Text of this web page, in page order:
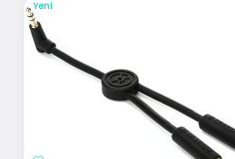
Yeni